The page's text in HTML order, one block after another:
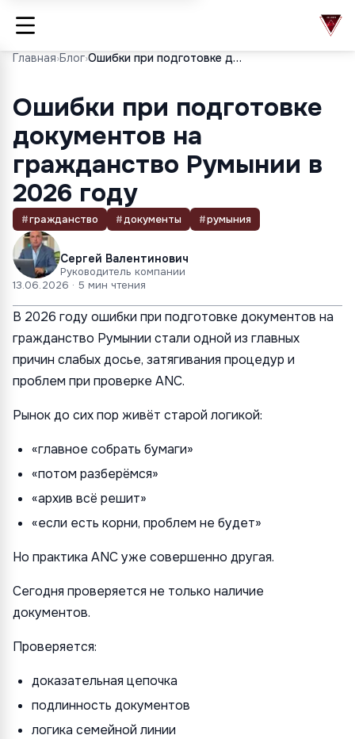
Главная›Блог› Ошибки при подготовке документов на гражданство Румынии в 2026 году
Ошибки при подготовке
документов на
гражданство Румынии в
2026 году
#гражданство #документы #румыния
Сергей Валентинович
Руководитель компании
13.06.2026 · 5 мин чтения
В 2026 году ошибки при подготовке документов на
гражданство Румынии стали одной из главных
причин слабых досье, затягивания процедур и
проблем при проверке ANC.
Рынок до сих пор живёт старой логикой:
«главное собрать бумаги»
«потом разберёмся»
«архив всё решит»
«если есть корни, проблем не будет»
Но практика ANC уже совершенно другая.
Сегодня проверяется не только наличие
документов.
Проверяется:
доказательная цепочка
подлинность документов
логика семейной линии